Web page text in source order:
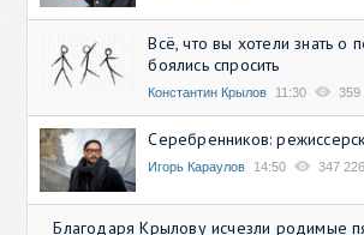
Всё, что вы хотели знать о
боялись спросить
Константин Крылов 11:30 359
Серебренников:
Игорь Караулов 14:50 347 226
Благодаря Крылову исчезли родимые